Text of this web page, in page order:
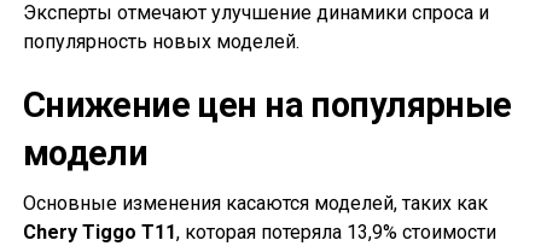
Эксперты отмечают улучшение динамики спроса и
популярность новых моделей.
Снижение цен на популярные
модели
Основные изменения касаются моделей, таких как
Chery Tiggo T11, которая потеряла 13,9% стоимости